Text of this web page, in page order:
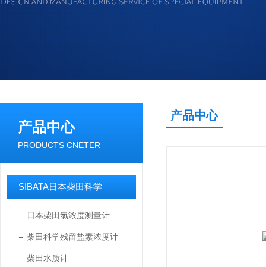
产品中心
PRODUCTS CNETER
SIBATA日本柴田科学
日本柴田氯浓度测量计
柴田科学残留盐素浓度计
柴田水质计
产品中心